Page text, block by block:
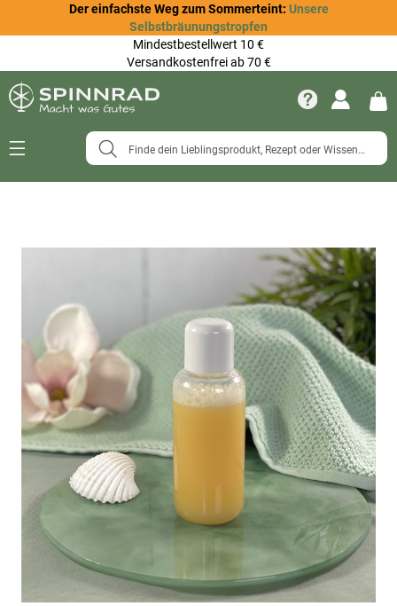
Der einfachste Weg zum Sommerteint: Unsere
Selbstbräunungstropfen
Mindestbestellwert 10 €
Versandkostenfrei ab 70 €
Navigation
Bildergalerie
springen